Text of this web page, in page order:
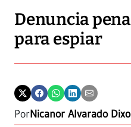
Denuncia
para espiar
PorNicanor Alvarado